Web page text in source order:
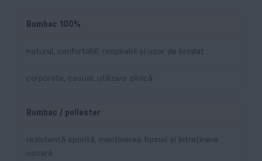
Bumbac 100%
natural, confortabil, respirabil și ușor de brodat
corporate, casual, utilizare zilnică
Bumbac / poliester
rezistență sporită, menținerea formei și întreținere
ușoară